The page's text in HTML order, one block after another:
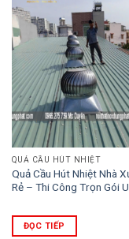
QUẢ CẦU HÚT NHIỆT
Quả Cầu Hút Nhiệt Nhà
Rẻ – Thi Công Trọn Gói
ĐỌC TIẾP